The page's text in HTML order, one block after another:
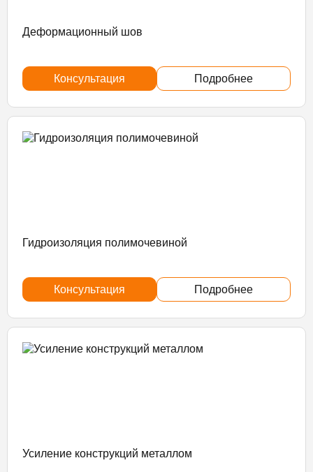
Деформационный шов
Консультация Подробнее
Гидроизоляция полимочевиной
Консультация Подробнее
Усиление конструкций металлом